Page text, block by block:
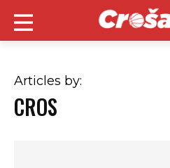
Articles by:
CROS